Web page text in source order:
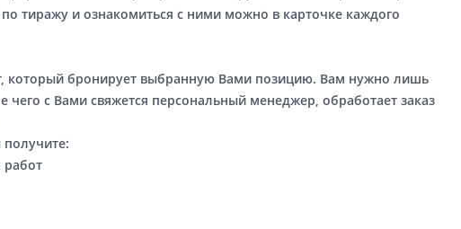
тиражу и ознакомиться с ними можно в карточке каждого
который бронирует выбранную Вами позицию. Вам нужно лишь
чего с Вами свяжется персональный менеджер, обработает заказ
получите: